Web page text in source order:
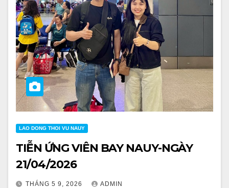
LAO DONG THOI VU NAUY
TIỄN ỨNG VIÊN BAY NAUY-NGÀY
21/04/2026
THÁNG 5 9, 2026 ADMIN